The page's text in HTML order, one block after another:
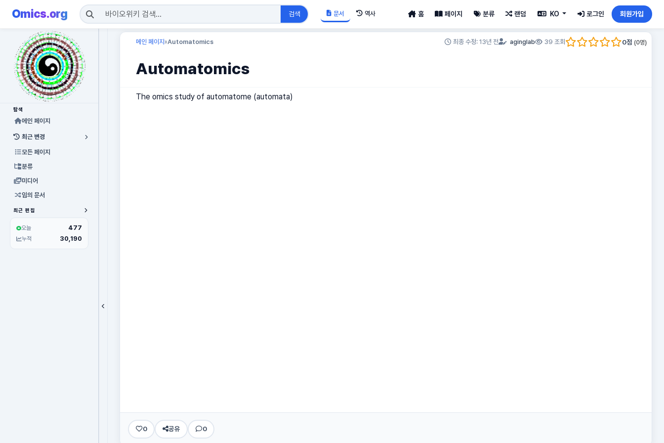
Omics.org 검색 문서 역사 홈 페이지 분류 랜덤 KO 로그인 회원가입
탐색
메인 페이지
최근 변경
모든 페이지
분류
미디어
임의 문서
최근 편집
오늘 477
누적 30,190
메인 페이지 »Automatomics 최종 수정: 13년 전 aginglab 39 조회 0점 (0명)
Automatomics
The omics study of automatome (automata)
0 공유 0